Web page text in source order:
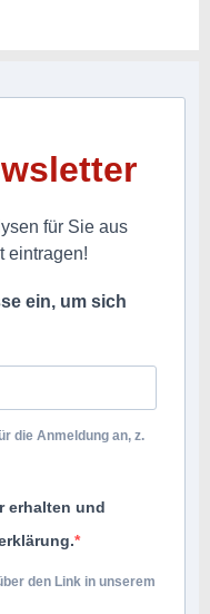
für Sie aus
eintragen!
ein, um sich
die Anmeldung an, z.
erhalten und
den Link in unserem